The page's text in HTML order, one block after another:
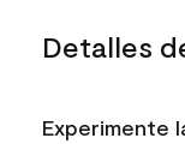
Detalles
Experimente